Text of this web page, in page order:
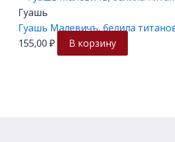
Гуашь
Гуашь Малевичъ, белила
155,00 ₽ В корзину